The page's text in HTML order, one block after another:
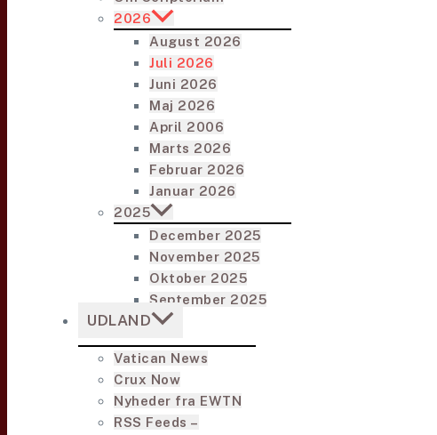
2026
August 2026
Juli 2026
Juni 2026
Maj 2026
April 2006
Marts 2026
Februar 2026
Januar 2026
2025
December 2025
November 2025
Oktober 2025
September 2025
UDLAND
Vatican News
Crux Now
Nyheder fra EWTN
RSS Feeds –